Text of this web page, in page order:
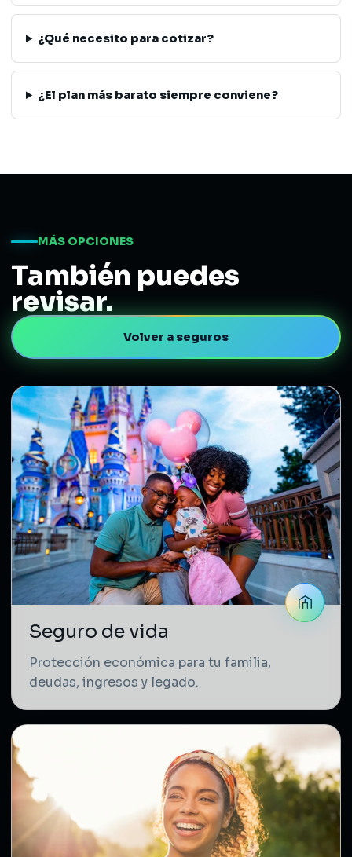
¿Qué necesito para cotizar?
¿El plan más barato siempre conviene?
MÁS OPCIONES
También puedes
revisar.
Volver a seguros
Seguro de vida
Protección económica para tu familia,
deudas, ingresos y legado.